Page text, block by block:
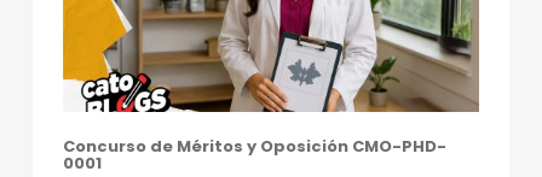
Concurso de Méritos y Oposición CMO-PHD-
0001